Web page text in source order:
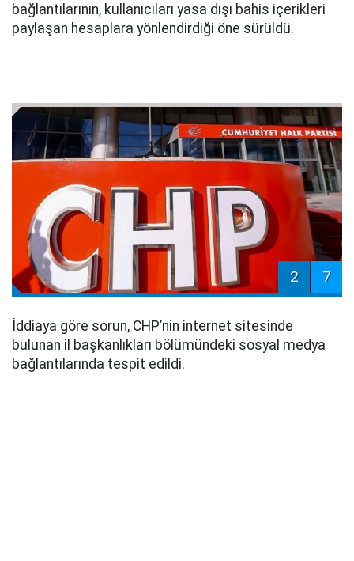
bağlantılarının, kullanıcıları yasa dışı bahis içerikleri
paylaşan hesaplara yönlendirdiği öne sürüldü.
2 7
İddiaya göre sorun, CHP’nin internet sitesinde
bulunan il başkanlıkları bölümündeki sosyal medya
bağlantılarında tespit edildi.